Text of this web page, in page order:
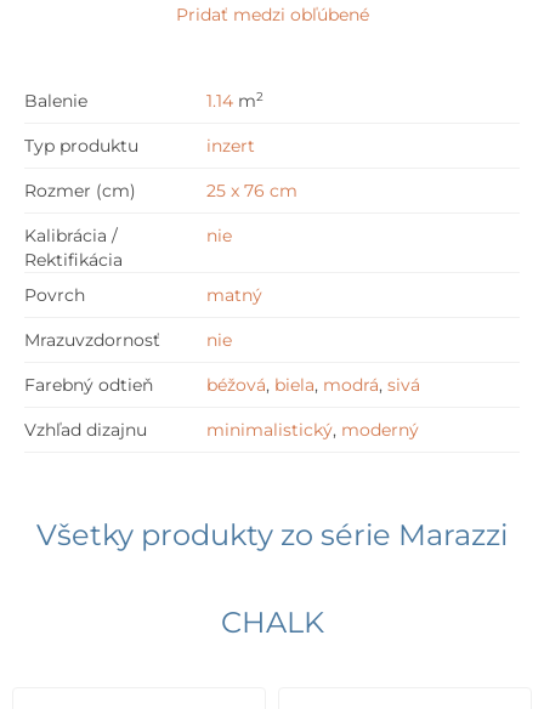
Pridať medzi obľúbené
Balenie 1.14 m2
Typ produktu inzert
Rozmer (cm) 25 x 76 cm
Kalibrácia /
Rektifikácia
nie
Povrch matný
Mrazuvzdornosť nie
Farebný odtieň béžová, biela, modrá, sivá
Vzhľad dizajnu minimalistický, moderný
Všetky produkty zo série Marazzi
CHALK